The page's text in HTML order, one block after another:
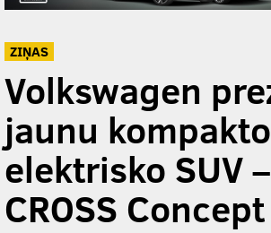
ZIŅAS
Volkswagen
jaunu kompakto
elektrisko SUV
CROSS Concept